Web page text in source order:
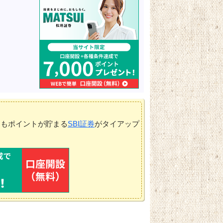
ポイントが貯まるSBI証券がタイアップ